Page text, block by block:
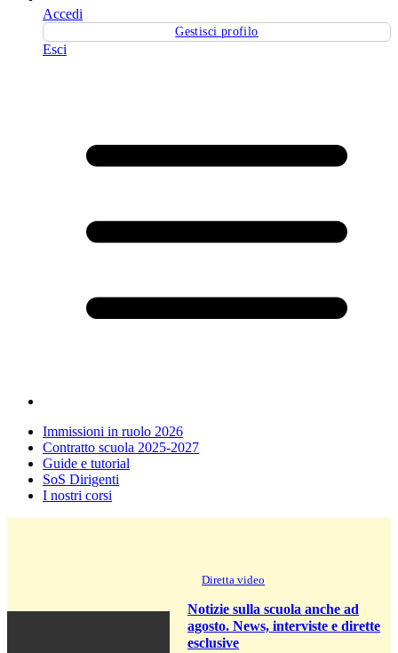
Accedi
Gestisci profilo
Esci
Immissioni in ruolo 2026
Contratto scuola 2025-2027
Guide e tutorial
SoS Dirigenti
I nostri corsi
Diretta video
Notizie sulla scuola anche ad
agosto. News, interviste e dirette
esclusive